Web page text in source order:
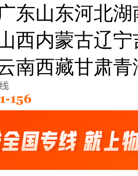
东山东河北湖
西内蒙古辽宁
南西藏甘肃青